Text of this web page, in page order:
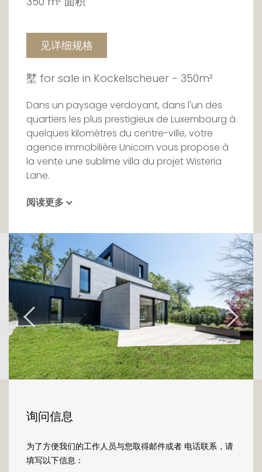
见详细规格
墅 for sale in Kockelscheuer - 350m²
Dans un paysage verdoyant, dans l'un des
quartiers les plus prestigieux de Luxembourg à
quelques kilomètres du centre-ville, votre
agence immobilière Unicorn vous propose à
la vente une sublime villa du projet Wisteria
Lane.
D'une surface nette de +/- 350m2, pour une
maison d'architecte avec ascenseur privatif
s'élève sur trois niveaux et propose des
finitions haut de gamme.
En franchissant la porte d'entrée du rez-de-
chaussée, vous découvrirez un hall d'accueil
desservant la pièce-à-vivre. Ouvert, ce grand
espace se compose d'une cuisine et son
arrière-cuisine, d'un salon-séjour et d'un coin
bureau/bibliothèque avec une hauteur sous
plafond de plus de 6m.
lumière de chaque côté et permettent
et à une zone verte et plantée de 242m2.
阅读更多
询问信息
为了方便我们的工作人员与您取得邮件或者 电话联系，请
填写以下信息：